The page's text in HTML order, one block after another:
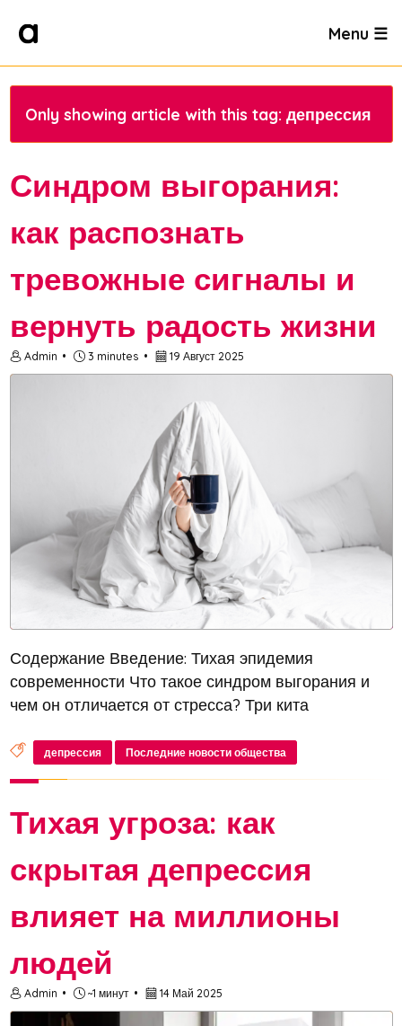
Menu ☰
Only showing article with this tag: депрессия
Синдром выгорания:
как распознать
тревожные сигналы и
вернуть радость жизни
Admin 3 minutes 19 Август 2025
Содержание Введение: Тихая эпидемия
современности Что такое синдром выгорания и
чем он отличается от стресса? Три кита
игнорировать От энтузиазма до пепла: как
развивается выгорание Кто в группе риска: ключ...
депрессия Последние новости общества
Тихая угроза: как
скрытая депрессия
влияет на миллионы
людей
Admin ~1 минут 14 Май 2025